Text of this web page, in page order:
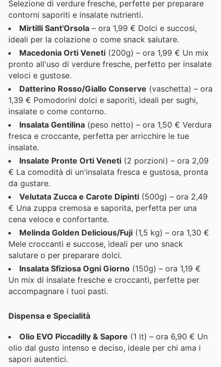
Selezione di verdure fresche, perfette per preparare
contorni saporiti e insalate nutrienti.
Mirtilli Sant'Orsola – ora 1,99 € Dolci e succosi,
ideali per la colazione o come snack salutare.
Macedonia Orti Veneti (200g) – ora 1,99 € Un mix
pronto all'uso di verdure fresche, perfetto per insalate
veloci e gustose.
Datterino Rosso/Giallo Conserve (vaschetta) – ora
1,39 € Pomodorini dolci e saporiti, ideali per sughi,
insalate o come contorno.
Insalata Gentilina (peso netto) – ora 1,50 € Verdura
fresca e croccante, perfetta per arricchire le tue
insalate.
Insalate Pronte Orti Veneti (2 porzioni) – ora 2,09
€ La comodità di un'insalata fresca e gustosa, pronta
da gustare.
Velutata Zucca e Carote Dipinti (500g) – ora 2,49
€ Una zuppa cremosa e saporita, perfetta per una
cena veloce e confortante.
Melinda Golden Delicious/Fuji (1,5 kg) – ora 1,30 €
Mele croccanti e succose, ideali per uno snack
salutare o per preparare dolci.
Insalata Sfiziosa Ogni Giorno (150g) – ora 1,19 €
Un mix di insalate fresche e croccanti, perfette per
accompagnare i tuoi pasti.
Dispensa e Specialità
Olio EVO Piccadilly & Sapore (1 lt) – ora 6,90 € Un
olio dal gusto intenso e deciso, ideale per chi ama i
sapori autentici.